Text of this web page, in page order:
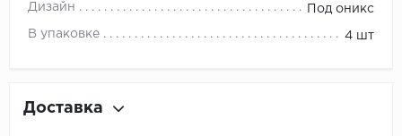
Дизайн Под оникс
В упаковке 4 шт
Доставка